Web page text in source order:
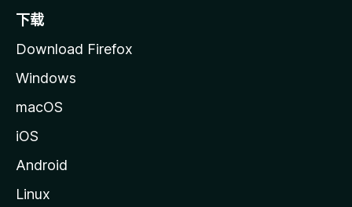
下载
Download Firefox
Windows
macOS
iOS
Android
Linux